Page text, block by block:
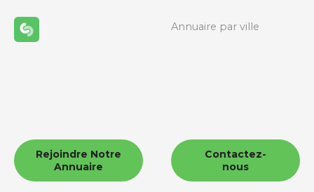
Annuaire par ville
Rejoindre Notre
Annuaire
Contactez-
nous